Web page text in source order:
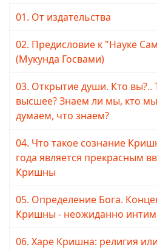
01. От издательства
02. Предисловие к "Науке
(Мукунда Госвами)
03. Открытие души. Кто вы?..
высшее? Знаем ли мы, кто
думаем, что знаем?
04. Что такое сознание
года является прекрасным
Кришны
05. Определение Бога.
Кришны - неожиданно
06. Харе Кришна: религия